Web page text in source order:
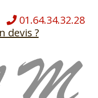
01.64.34.32.28
devis ?
NOS
DÉMÉNAGEMENTS